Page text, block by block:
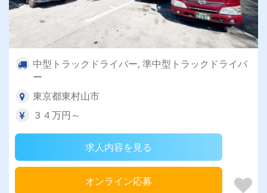
中型トラックドライバー, 準中型トラックドライバ
ー
東京都東村山市
３４万円～
求人内容を見る
オンライン応募